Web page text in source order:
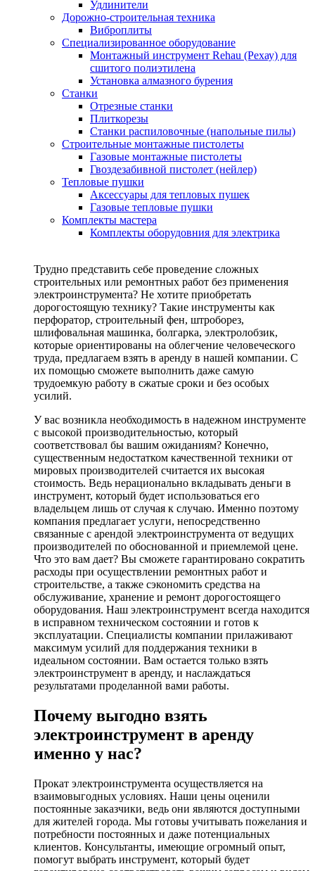
Удлинители
Дорожно-строительная техника
Виброплиты
Специализированное оборудование
Монтажный инструмент Rehau (Рехау) для
сшитого полиэтилена
Установка алмазного бурения
Станки
Отрезные станки
Плиткорезы
Станки распиловочные (напольные пилы)
Строительные монтажные пистолеты
Газовые монтажные пистолеты
Гвоздезабивной пистолет (нейлер)
Тепловые пушки
Аксессуары для тепловых пушек
Газовые тепловые пушки
Комплекты мастера
Комплекты оборудовния для электрика
Трудно представить себе проведение сложных
строительных или ремонтных работ без применения
электроинструмента? Не хотите приобретать
дорогостоящую технику? Такие инструменты как
перфоратор, строительный фен, штроборез,
шлифовальная машинка, болгарка, электролобзик,
которые ориентированы на облегчение человеческого
труда, предлагаем взять в аренду в нашей компании. С
их помощью сможете выполнить даже самую
трудоемкую работу в сжатые сроки и без особых
усилий.
У вас возникла необходимость в надежном инструменте
с высокой производительностью, который
соответствовал бы вашим ожиданиям? Конечно,
существенным недостатком качественной техники от
мировых производителей считается их высокая
стоимость. Ведь нерационально вкладывать деньги в
инструмент, который будет использоваться его
владельцем лишь от случая к случаю. Именно поэтому
компания предлагает услуги, непосредственно
связанные с арендой электроинструмента от ведущих
производителей по обоснованной и приемлемой цене.
Что это вам дает? Вы сможете гарантировано сократить
расходы при осуществлении ремонтных работ и
строительстве, а также сэкономить средства на
обслуживание, хранение и ремонт дорогостоящего
оборудования. Наш электроинструмент всегда находится
в исправном техническом состоянии и готов к
эксплуатации. Специалисты компании прилаживают
максимум усилий для поддержания техники в
идеальном состоянии. Вам остается только взять
электроинструмент в аренду, и наслаждаться
результатами проделанной вами работы.
Почему выгодно взять
электроинструмент в аренду
именно у нас?
Прокат электроинструмента осуществляется на
взаимовыгодных условиях. Наши цены оценили
постоянные заказчики, ведь они являются доступными
для жителей города. Мы готовы учитывать пожелания и
потребности постоянных и даже потенциальных
клиентов. Консультанты, имеющие огромный опыт,
помогут выбрать инструмент, который будет